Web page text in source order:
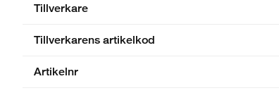
Tillverkare
Tillverkarens artikelkod
Artikelnr